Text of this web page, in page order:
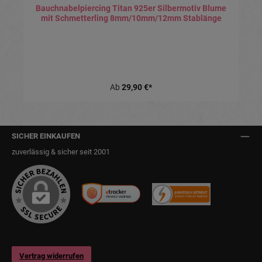
Bauchnabelpiercing Titan 925er Silbermotiv Blume
mit Schmetterling 8mm/10mm/12mm Stablänge
Ab 29,90 €*
SICHER EINKAUFEN
zuverlässig & sicher seit 2001
Vertrag widerrufen